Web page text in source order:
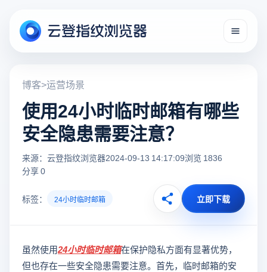
博客>运营场景
使用24小时临时邮箱有哪些
安全隐患需要注意？
来源：云登指纹浏览器2024-09-13 14:17:09浏览 1836
分享 0
标签： 24小时临时邮箱 立即下载
虽然使用24小时临时邮箱在保护隐私方面有显著优势，
但也存在一些安全隐患需要注意。首先，临时邮箱的安